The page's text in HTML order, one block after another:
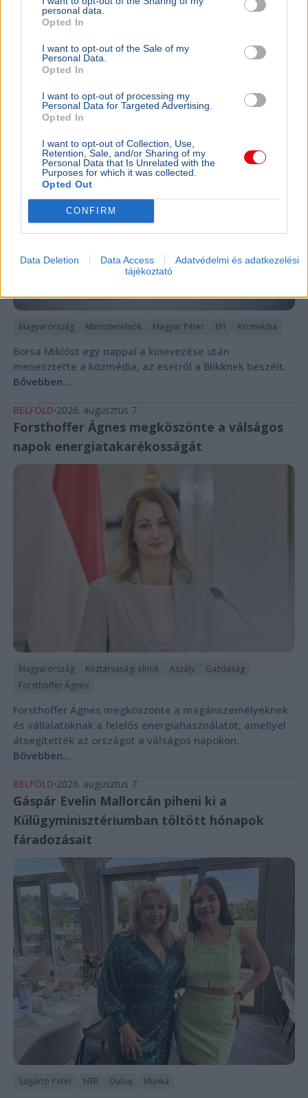
personal data.
Opted In
I want to opt-out of the Sale of my
Personal Data.
Opted In
I want to opt-out of processing my
Personal Data for Targeted Advertising.
Opted In
I want to opt-out of Collection, Use,
Retention, Sale, and/or Sharing of my
Personal Data that Is Unrelated with the
Purposes for which it was collected.
Opted Out
CONFIRM
Data Deletion Data Access
Adatvédelmi és adatkezelési
tájékoztató
Ajánljuk még
BELFÖLD 2026. augusztus 7.
„Ki mer odamenni ezek után?” – Borsa Miklós
állásáról
Magyarország Miniszterelnök Magyar Péter M1 Közmédia
Borsa Miklóst egy nappal a kinevezése után
menesztette a közmédia, az esetről a Blikknek beszélt.
Bővebben...
BELFÖLD 2026. augusztus 7.
Forsthoffer Ágnes megköszönte a válságos
napok energiatakarékosságát
Magyarország Köztársasági elnök Aszály
Gazdaság
Forsthoffer Ágnes
Forsthoffer Ágnes megköszönte a magánszemélyeknek
és vállalatoknak a felelős energiahasználatot, amellyel
átsegítették az országot a válságos napokon.
Bővebben...
BELFÖLD 2026. augusztus 7.
Gáspár Evelin Mallorcán piheni ki a
Külügyminisztériumban töltött hónapok
fáradozásait
Szijjártó Péter NER Dubaj Munka